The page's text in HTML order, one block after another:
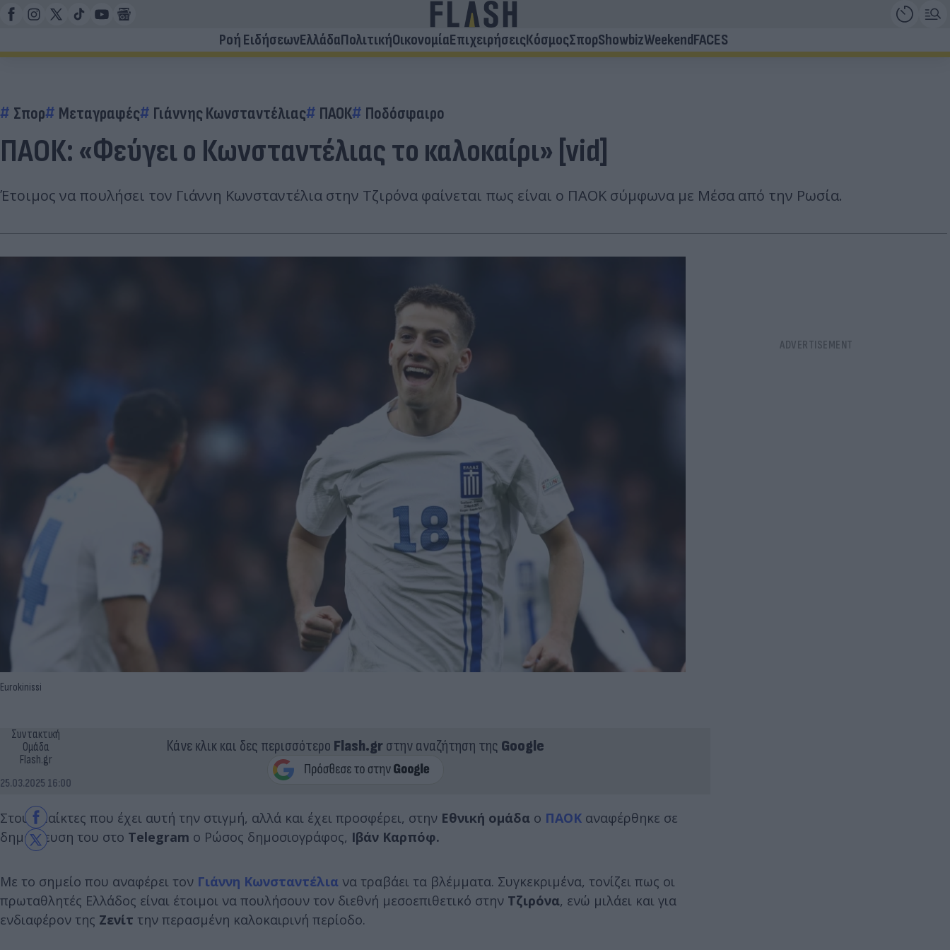
Ροή ΕιδήσεωνΕλλάδαΠολιτικήΟικονομίαΕπιχειρήσειςΚόσμοςΣπορShowbizWeekendFACES
Σπορ Μεταγραφές Γιάννης Κωνσταντέλιας ΠΑΟΚ Ποδόσφαιρο
ΠΑΟΚ: «Φεύγει ο Κωνσταντέλιας το καλοκαίρι» [vid]
Έτοιμος να πουλήσει τον Γιάννη Κωνσταντέλια στην Τζιρόνα φαίνεται πως είναι ο ΠΑΟΚ σύμφωνα με Μέσα από την Ρωσία.
Eurokinissi
Συντακτική
Ομάδα
Flash.gr
25.03.2025 16:00
Κάνε κλικ και δες περισσότερο Flash.grστην αναζήτηση της Google
Στους παίκτες που έχει αυτή την στιγμή, αλλά και έχει προσφέρει, στην Εθνική ομάδα ο ΠΑΟΚ αναφέρθηκε σε
δημοσίευση του στο Telegram ο Ρώσος δημοσιογράφος, Ιβάν Καρπόφ.
Με το σημείο που αναφέρει τον Γιάννη Κωνσταντέλια να τραβάει τα βλέμματα. Συγκεκριμένα, τονίζει πως οι
πρωταθλητές Ελλάδος είναι έτοιμοι να πουλήσουν τον διεθνή μεσοεπιθετικό στην Τζιρόνα, ενώ μιλάει και για
ενδιαφέρον της Ζενίτ την περασμένη καλοκαιρινή περίοδο.